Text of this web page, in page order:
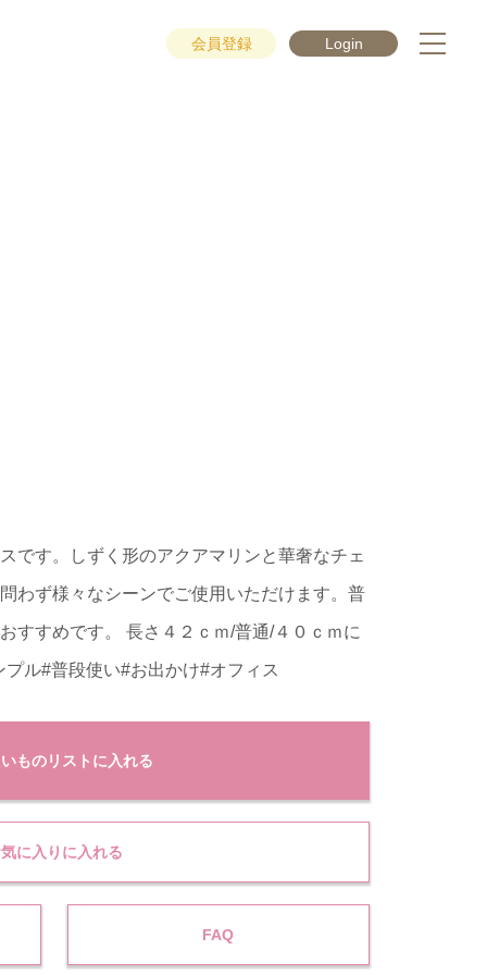
会員登録 Login
です。しずく形のアクアマリンと華奢なチェ
わず様々なシーンでご使用いただけます。普
すすめです。 長さ４２ｃｍ/普通/４０ｃｍに
ル#普段使い#お出かけ#オフィス
ものリストに入れる
に入りに入れる
FAQ